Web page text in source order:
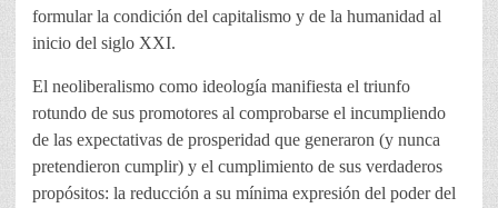
formular la condición del capitalismo y de la humanidad al
inicio del siglo XXI.
El neoliberalismo como ideología manifiesta el triunfo
rotundo de sus promotores al comprobarse el incumpliendo
de las expectativas de prosperidad que generaron (y nunca
pretendieron cumplir) y el cumplimiento de sus verdaderos
propósitos: la reducción a su mínima expresión del poder del